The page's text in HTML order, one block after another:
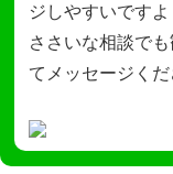
ジしやすいですよ
ささいな相談で
てメッセージくだ